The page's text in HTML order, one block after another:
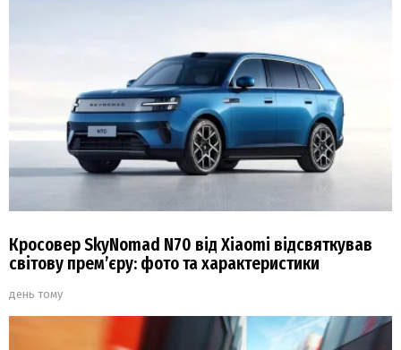
Кросовер SkyNomad N70 від Xiaomi відсвяткував
світову прем’єру: фото та характеристики
день тому